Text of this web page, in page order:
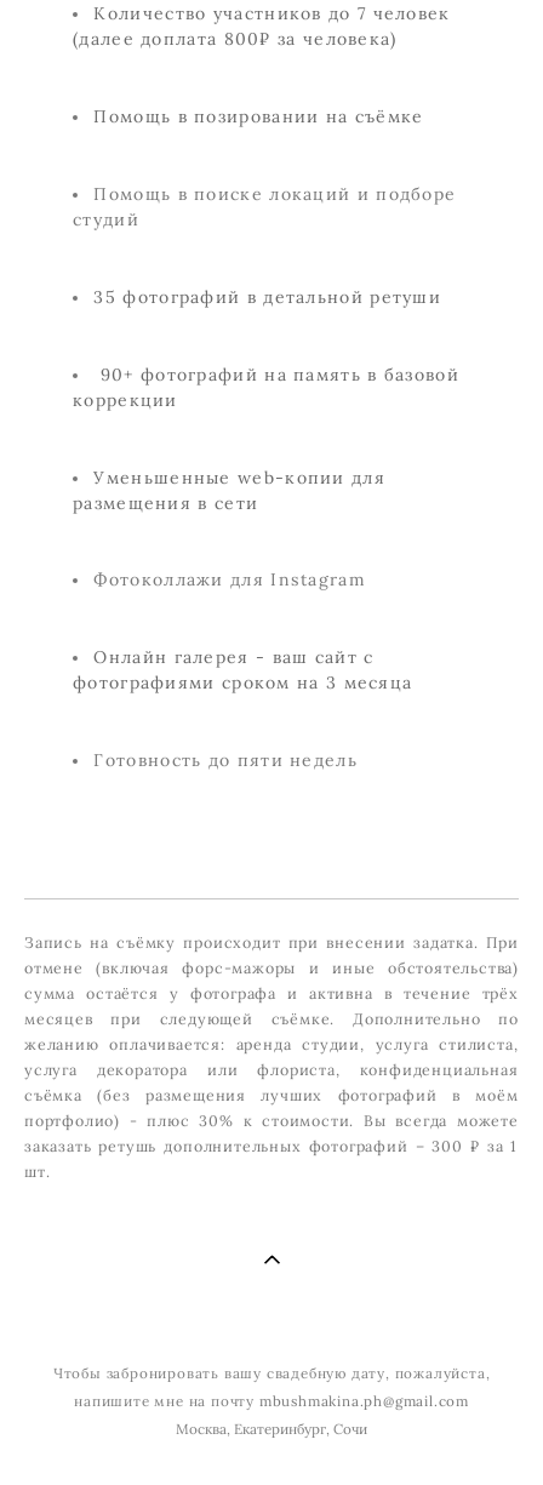
Количество участников до 7 человек
(далее доплата 800₽ за человека)
Помощь в позировании на съёмке
Помощь в поиске локаций и подборе
студий​
35 фотографий в детальной ретуши
90+ фотографий на память в базовой
коррекции
Уменьшенные web-копии для
размещения в сети
Фотоколлажи для Instagram
Онлайн галерея - ваш сайт с
фотографиями сроком на 3 месяца
Готовность до пяти недель
Запись на съёмку происходит при внесении задатка. При
отмене (включая форс-мажоры и иные обстоятельства)
сумма остаётся у фотографа и активна в течение трёх
месяцев при следующей съёмке. Дополнительно по
желанию оплачивается: аренда студии, услуга стилиста,
услуга декоратора или флориста, конфиденциальная
съёмка (без размещения лучших фотографий в моём
портфолио) - плюс 30% к стоимости. Вы всегда можете
заказать ретушь дополнительных фотографий – 300 ₽ за 1
шт.
Чтобы забронировать вашу свадебную дату, пожалуйста,
напишите мне на почту mbushmakina.ph@gmail.com
Москва, Екатеринбург, Сочи